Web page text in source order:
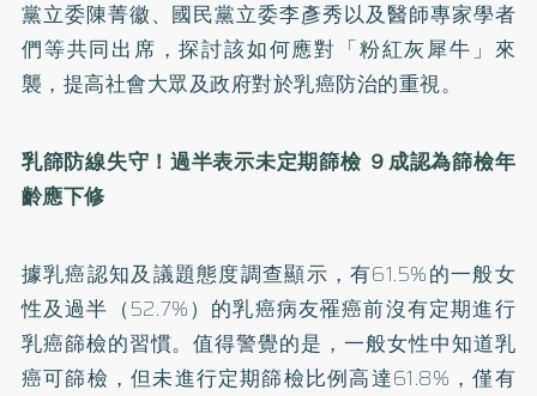
黨立委陳菁徽、國民黨立委李彥秀以及醫師專家學者
們等共同出席，探討該如何應對「粉紅灰犀牛」來
襲，提高社會大眾及政府對於乳癌防治的重視。
乳篩防線失守！過半表示未定期篩檢 ９成認為篩檢年
齡應下修
據乳癌認知及議題態度調查顯示，有61.5%的一般女
性及過半（52.7%）的乳癌病友罹癌前沒有定期進行
乳癌篩檢的習慣。值得警覺的是，一般女性中知道乳
癌可篩檢，但未進行定期篩檢比例高達61.8%，僅有